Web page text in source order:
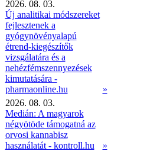
2026. 08. 03.
Új analitikai módszereket
fejlesztenek a
gyógynövényalapú
étrend-kiegészítők
vizsgálatára és a
nehézfémszennyezések
kimutatására -
pharmaonline.hu
»
2026. 08. 03.
Medián: A magyarok
négyötöde támogatná az
orvosi kannabisz
használatát - kontroll.hu
»